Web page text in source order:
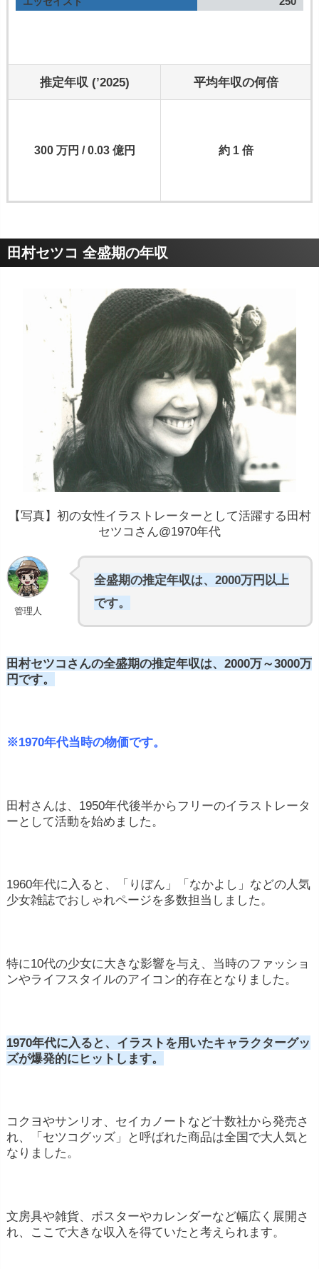
推定年収 (’2025) 平均年収の何倍
300 万円 / 0.03 億円 約 1 倍
田村セツコ 全盛期の年収
【写真】初の女性イラストレーターとして活躍する田村
セツコさん@1970年代
管理人
全盛期の推定年収は、2000万円以上
です。
田村セツコさんの全盛期の推定年収は、2000万～3000万
円です。
※1970年代当時の物価です。
田村さんは、1950年代後半からフリーのイラストレータ
ーとして活動を始めました。
1960年代に入ると、「りぼん」「なかよし」などの人気
少女雑誌でおしゃれページを多数担当しました。
特に10代の少女に大きな影響を与え、当時のファッショ
ンやライフスタイルのアイコン的存在となりました。
1970年代に入ると、イラストを用いたキャラクターグッ
ズが爆発的にヒットします。
コクヨやサンリオ、セイカノートなど十数社から発売さ
れ、「セツコグッズ」と呼ばれた商品は全国で大人気と
なりました。
文房具や雑貨、ポスターやカレンダーなど幅広く展開さ
れ、ここで大きな収入を得ていたと考えられます。